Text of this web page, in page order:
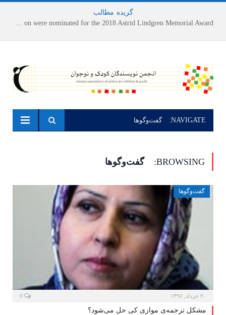
گزیده مطالب
NAVIGATE: گفت‌وگوها
BROWSING: گفت‌وگوها
گفت‌وگوها
۲۰ خرداد, ۱۳۹۶
مشکل ترجمه‌ی موازی کی حل می‌شود؟